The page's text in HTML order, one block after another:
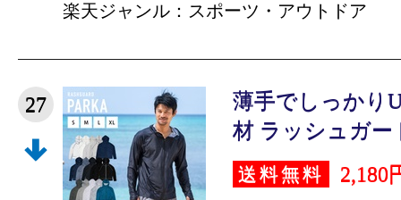
楽天ジャンル：スポーツ・アウトドア
27
薄手でしっかり
材 ラッシュガー
送料無料 2,180